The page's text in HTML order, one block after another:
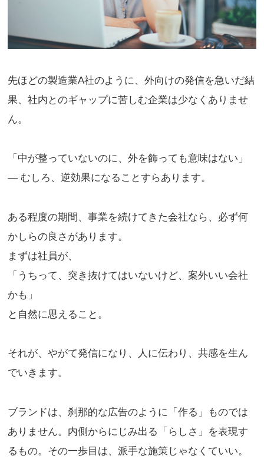
先ほどの製造業A社のように、外向けの発信を急いだ結
果、社内とのギャップに苦しむ企業は少なくありませ
ん。
「中が整っていないのに、外を飾っても意味はない」
― むしろ、逆効果になることすらあります。
ある程度の期間、事業を続けてきた会社なら、必ず何
かしらの良さがあります。
まずは社員が、
「うちって、突き抜けてはいないけど、案外いい会社
かも」
と自然に思えること。
それが、やがて発信になり、人に伝わり、共感を生ん
でいきます。
ブランドは、刹那的な広告のように「作る」ものでは
ありません。内側からにじみ出る「らしさ」を表現す
るもの。その一歩目は、派手な施策じゃなくていい。